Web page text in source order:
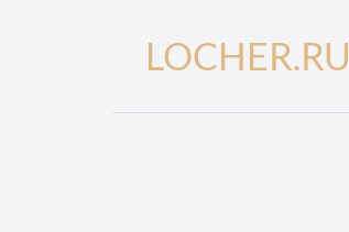
LOCHER.RU